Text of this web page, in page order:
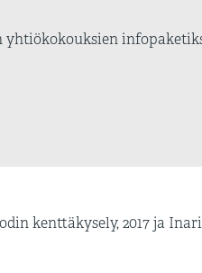
yhtiökokouksien
kenttäkysely, 2017 ja Inari